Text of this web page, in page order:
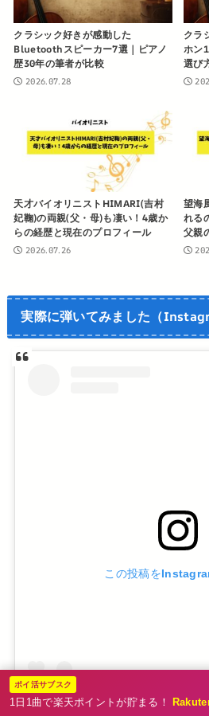
クラシック好きが感動した
Bluetoothスピーカー7選｜ピアノ
歴30年の筆者が比較
2026.07.28
クラ
ホン
選び
天才バイオリニストHIMARI(吉村
妃鞠)の両親(父・母)も凄い！4歳か
らの経歴と現在のプロフィール
2026.07.26
望海
れる
父親
ポイ活サブスク
1日1曲で楽天ポイントが貯まる！
実際に弾いてみました（
この投稿を